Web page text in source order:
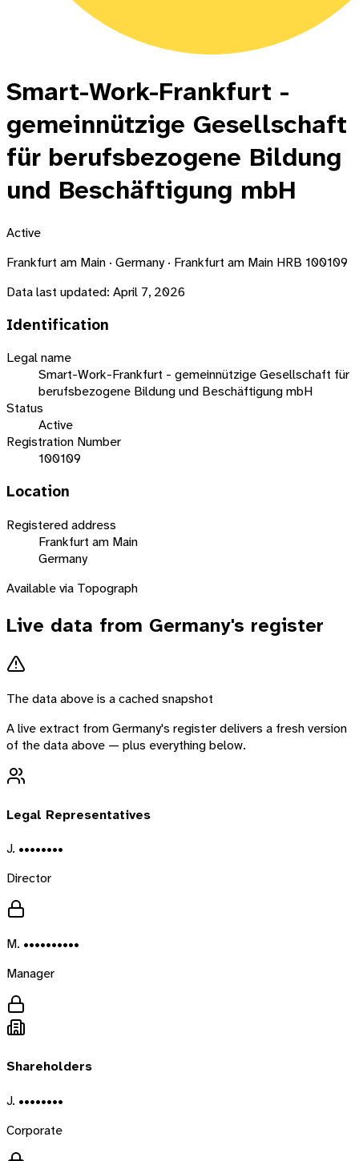
Smart-Work-Frankfurt -
gemeinnützige Gesellschaft
für berufsbezogene Bildung
und Beschäftigung mbH
Active
Frankfurt am Main · Germany · Frankfurt am Main HRB 100109
Data last updated: April 7, 2026
Identification
Legal name
Smart-Work-Frankfurt - gemeinnützige Gesellschaft für
berufsbezogene Bildung und Beschäftigung mbH
Status
Active
Registration Number
100109
Location
Registered address
Frankfurt am Main
Germany
Available via Topograph
Live data from Germany's register
The data above is a cached snapshot
A live extract fromGermany's register delivers a fresh version
of the data above — plus everything below.
Legal Representatives
J. ••••••••
Director
M. ••••••••••
Manager
Shareholders
J. ••••••••
Corporate